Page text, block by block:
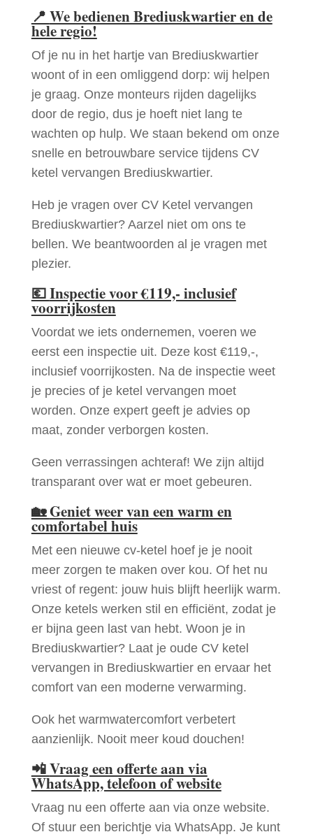
📍 We bedienen Brediuskwartier en de
hele regio!
Of je nu in het hartje van Brediuskwartier
woont of in een omliggend dorp: wij helpen
je graag. Onze monteurs rijden dagelijks
door de regio, dus je hoeft niet lang te
wachten op hulp. We staan bekend om onze
snelle en betrouwbare service tijdens CV
ketel vervangen Brediuskwartier.
Heb je vragen over CV Ketel vervangen
Brediuskwartier? Aarzel niet om ons te
bellen. We beantwoorden al je vragen met
plezier.
💶Inspectie voor €119,- inclusief
voorrijkosten
Voordat we iets ondernemen, voeren we
eerst een inspectie uit. Deze kost €119,-,
inclusief voorrijkosten. Na de inspectie weet
je precies of je ketel vervangen moet
worden. Onze expert geeft je advies op
maat, zonder verborgen kosten.
Geen verrassingen achteraf! We zijn altijd
transparant over wat er moet gebeuren.
🏡Geniet weer van een warm en
comfortabel huis
Met een nieuwe cv-ketel hoef je je nooit
meer zorgen te maken over kou. Of het nu
vriest of regent: jouw huis blijft heerlijk warm.
Onze ketels werken stil en efficiënt, zodat je
er bijna geen last van hebt. Woon je in
Brediuskwartier? Laat je oude CV ketel
vervangen in Brediuskwartier en ervaar het
comfort van een moderne verwarming.
Ook het warmwatercomfort verbetert
aanzienlijk. Nooit meer koud douchen!
📲Vraag een offerte aan via
WhatsApp, telefoon of website
Vraag nu een offerte aan via onze website.
Of stuur een berichtje via WhatsApp. Je kunt